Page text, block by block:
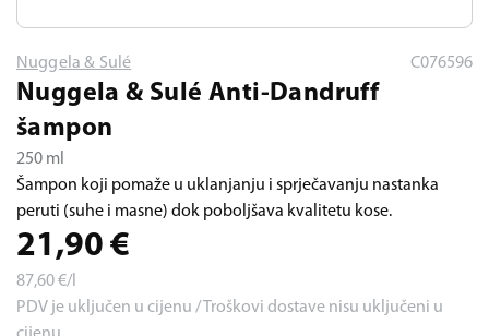
Nuggela & Sulé C076596
Nuggela & Sulé Anti-Dandruff
šampon
250 ml
Šampon koji pomaže u uklanjanju i sprječavanju nastanka
peruti (suhe i masne) dok poboljšava kvalitetu kose.
21,90 €
87,60€/l
PDV je uključen u cijenu / Troškovi dostave nisu uključeni u